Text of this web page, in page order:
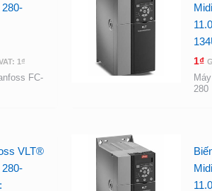
1 ₫
FC-
1₫
280
VLT®